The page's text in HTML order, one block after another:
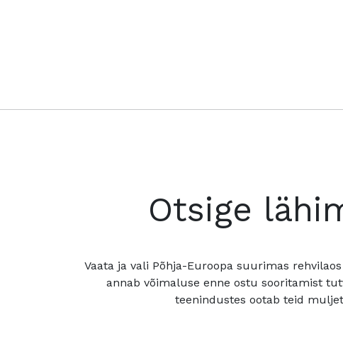
Otsige
Vaata ja vali Põhja-Euroopa suurimas
annab võimaluse enne ostu sooritamist
teenindustes ootab teid